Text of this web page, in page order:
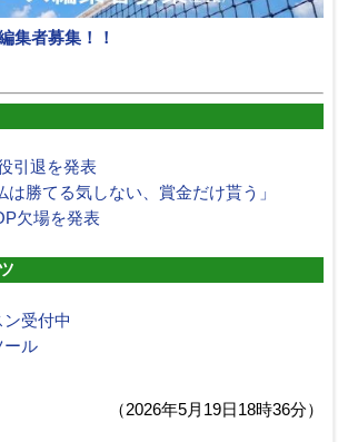
集者募集！！
引退を発表
は勝てる気しない、賞金だけ貰う」
欠場を発表
ン受付中
ール
（2026年5月19日18時36分）